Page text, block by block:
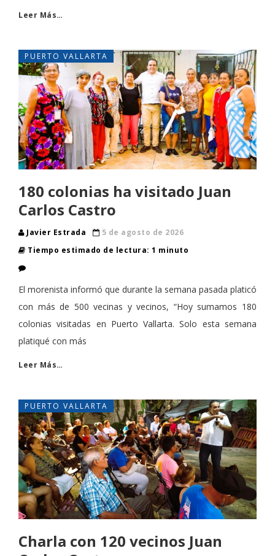
Leer Más…
PUERTO VALLARTA
180 colonias ha visitado Juan
Carlos Castro
Javier Estrada
5 de agosto de 2026
Tiempo estimado de lectura: 1 minuto
El morenista informó que durante la semana pasada platicó
con más de 500 vecinas y vecinos, “Hoy sumamos 180
colonias visitadas en Puerto Vallarta. Solo esta semana
platiqué con más
Leer Más…
PUERTO VALLARTA
Charla con 120 vecinos Juan